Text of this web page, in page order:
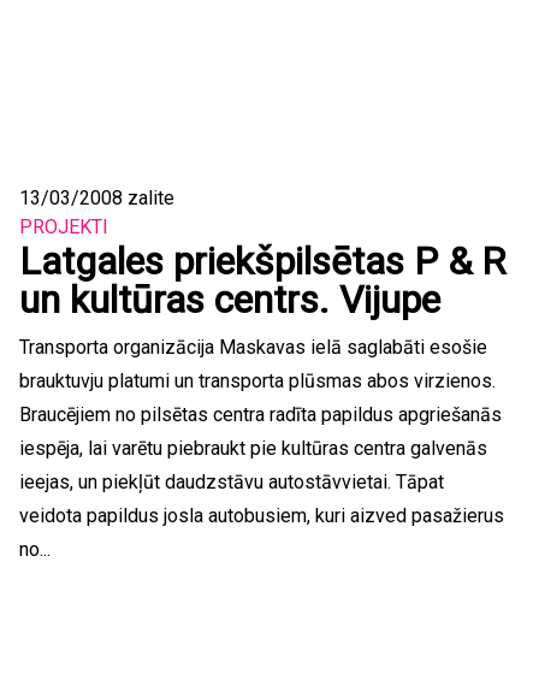
13/03/2008 zalite
PROJEKTI
Latgales priekšpilsētas P & R
un kultūras centrs. Vijupe
Transporta organizācija Maskavas ielā saglabāti esošie
brauktuvju platumi un transporta plūsmas abos virzienos.
Braucējiem no pilsētas centra radīta papildus apgriešanās
iespēja, lai varētu piebraukt pie kultūras centra galvenās
ieejas, un piekļūt daudzstāvu autostāvvietai. Tāpat
veidota papildus josla autobusiem, kuri aizved pasažierus
no...